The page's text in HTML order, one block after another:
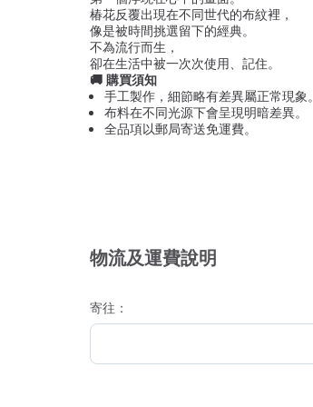
椿花反覆出現在不同世代的布紋裡，
像是被時間挑選留下的經典。
不為流行而生，
卻在生活中被一次次使用、記住。
🚚 購買須知
手工製作，細節略有差異屬正常現象。
布料在不同光源下會呈現明暗差異。
全品項以郵局寄送免運費。
物流及運費說明
寄往：